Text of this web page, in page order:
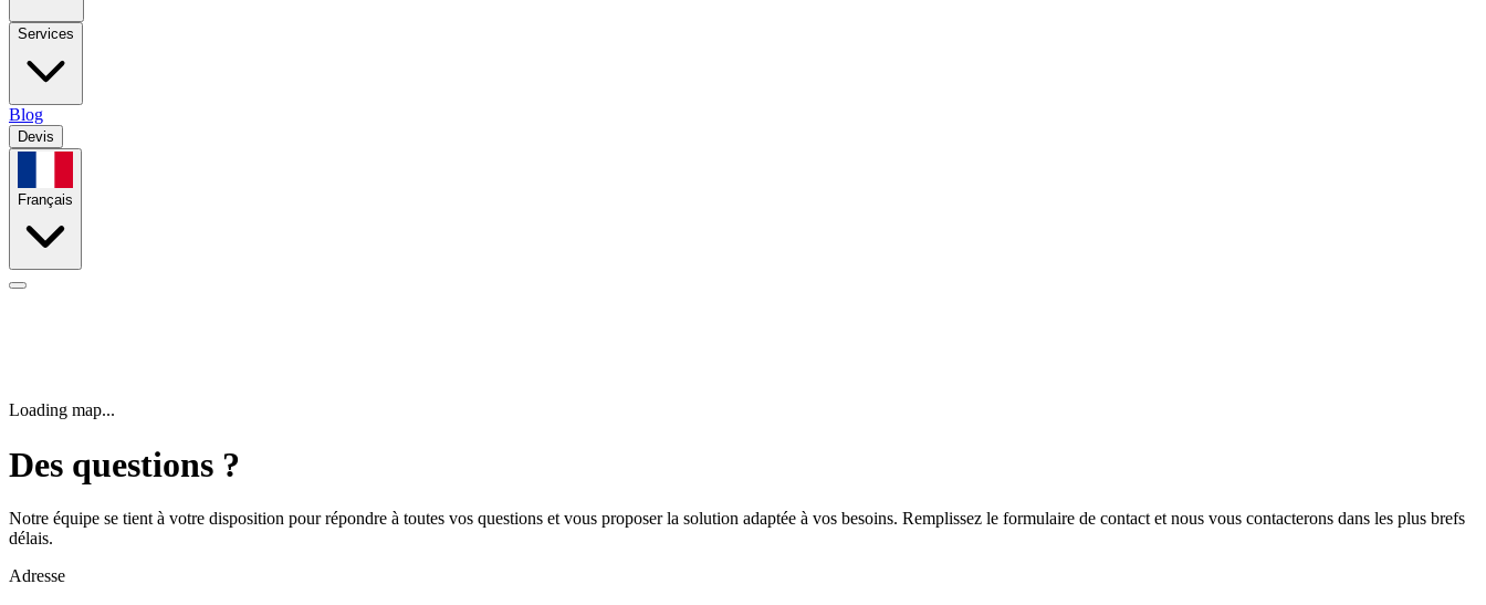
Services
Blog
Devis
Français
Loading map...
Des questions ?
Notre équipe se tient à votre disposition pour répondre à toutes vos questions et vous proposer la solution adaptée à vos besoins. Remplissez le formulaire de contact et nous vous contacterons dans les plus brefs
délais.
Adresse